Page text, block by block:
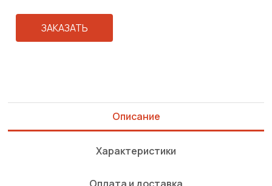
ЗАКАЗАТЬ
Описание
Характеристики